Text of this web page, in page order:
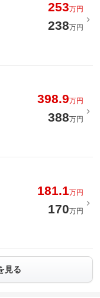
253万円
238万円
398.9万円
388万円
181.1万円
170万円
見る